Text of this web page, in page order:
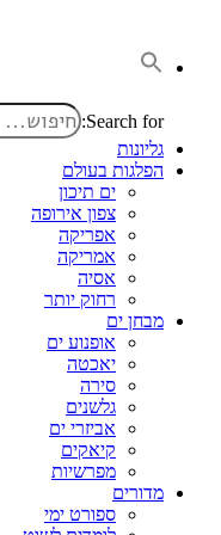
Search for:
גליונות
הפלגות בעולם
ים תיכון
צפון אירופה
אפריקה
אמריקה
אסיה
רחוק יותר
מבחן ים
אופנוע ים
יאכטה
סירה
גלשנים
אביזרי ים
קיאקים
מפרשיות
מדורים
ספורט ימי